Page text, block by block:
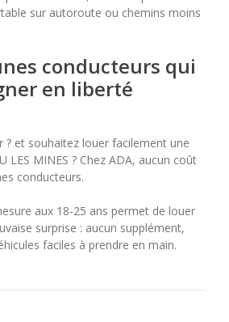
sur autoroute ou chemins moins
conducteurs qui
en liberté
? et souhaitez louer facilement une
LES MINES ? Chez ADA, aucun coût
conducteurs.
aux 18-25 ans permet de louer
surprise : aucun supplément,
faciles à prendre en main.